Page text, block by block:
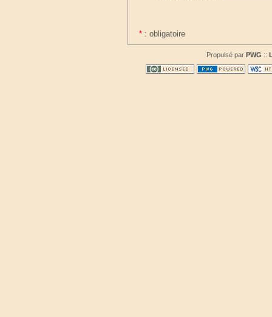
* : obligatoire
Propulsé par PWG ::